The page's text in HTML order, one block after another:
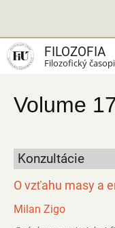
hlavný
obsah
FILOZOFIA
Filozofický
Volume
Konzultácie
O vzťahu masy a
Milan Zigo